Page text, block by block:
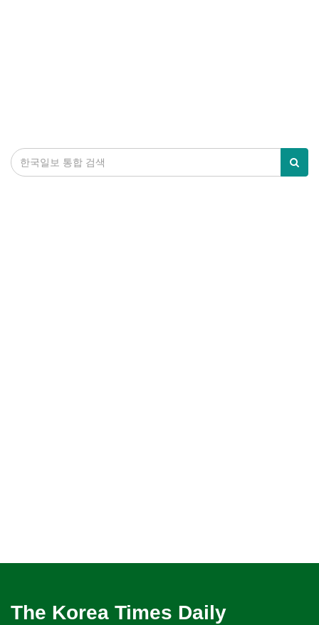
The Korea Times Daily